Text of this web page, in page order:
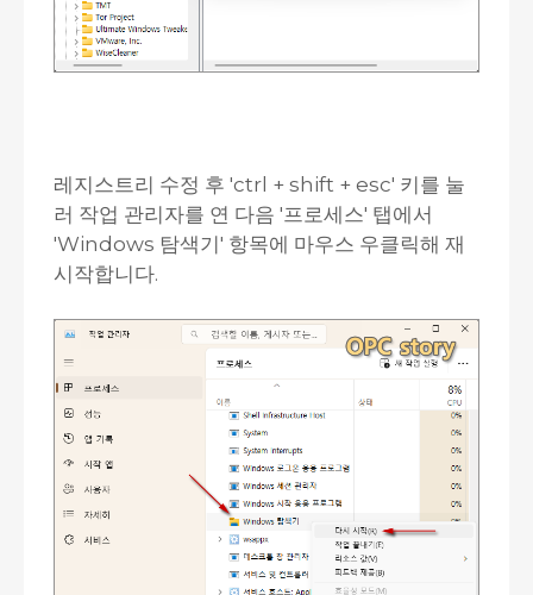
레지스트리 수정 후 'ctrl + shift + esc' 키를 눌
러 작업 관리자를 연 다음 '프로세스' 탭에서
'Windows 탐색기' 항목에 마우스 우클릭해 재
시작합니다.